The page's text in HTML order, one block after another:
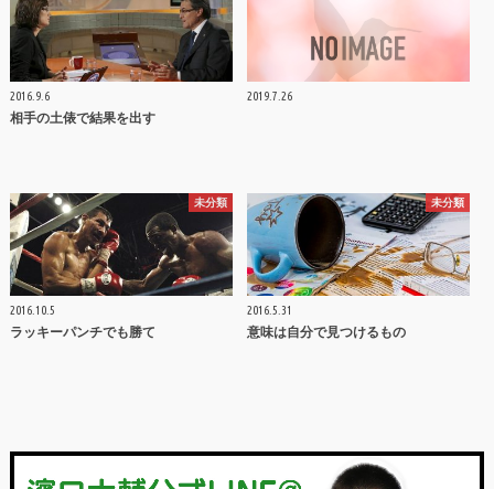
2016.9.6
相手の土俵で結果を出す
2019.7.26
未分類
2016.10.5
ラッキーパンチでも勝て
未分類
2016.5.31
意味は自分で見つけるもの